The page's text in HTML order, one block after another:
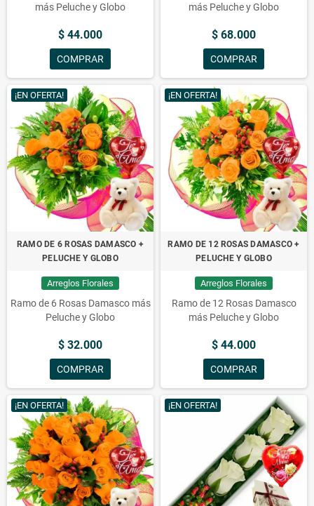
más Peluche y Globo
$ 44.000
COMPRAR
más Peluche y Globo
$ 68.000
COMPRAR
¡EN OFERTA!
RAMO DE 6 ROSAS DAMASCO +
PELUCHE Y GLOBO
Arreglos Florales
Ramo de 6 Rosas Damasco más
Peluche y Globo
$ 32.000
COMPRAR
¡EN OFERTA!
RAMO DE 12 ROSAS DAMASCO +
PELUCHE Y GLOBO
Arreglos Florales
Ramo de 12 Rosas Damasco
más Peluche y Globo
$ 44.000
COMPRAR
¡EN OFERTA! ¡EN OFERTA!